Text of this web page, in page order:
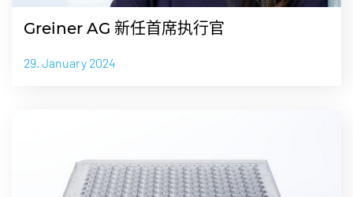
Greiner AG 新任首席执行官
29. January 2024